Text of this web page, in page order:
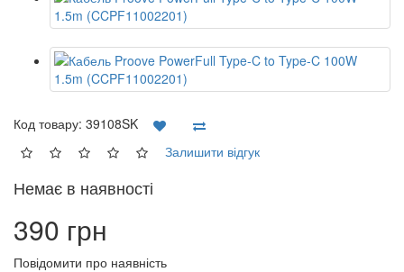
Код товару: 39108SK
Залишити відгук
Немає в наявності
390 грн
Повідомити про наявність